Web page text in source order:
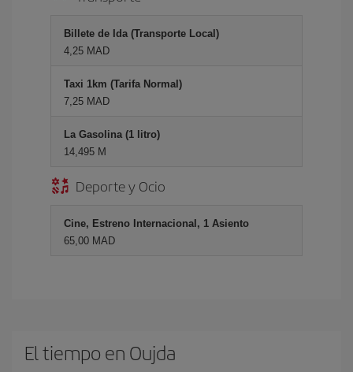
Billete de Ida (Transporte Local)
4,25 MAD
Taxi 1km (Tarifa Normal)
7,25 MAD
La Gasolina (1 litro)
14,495 M
Deporte y Ocio
Cine, Estreno Internacional, 1 Asiento
65,00 MAD
El tiempo en Oujda